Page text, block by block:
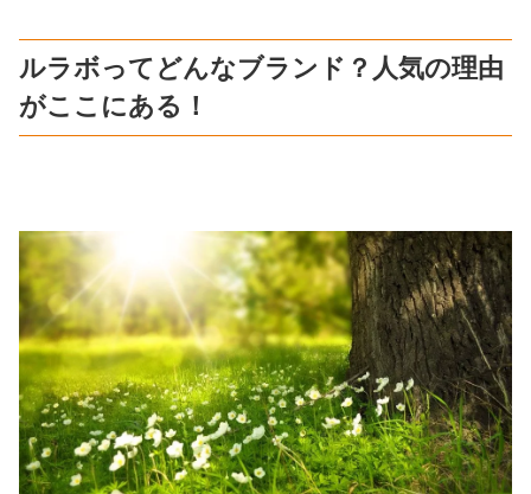
ルラボってどんなブランド？人気の理由
がここにある！